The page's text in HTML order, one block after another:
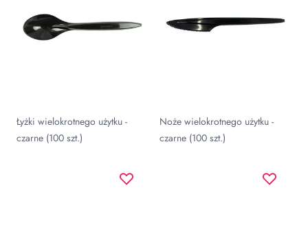
Łyżki wielokrotnego użytku -
czarne (100 szt.)
Noże wielokrotnego użytku -
czarne (100 szt.)